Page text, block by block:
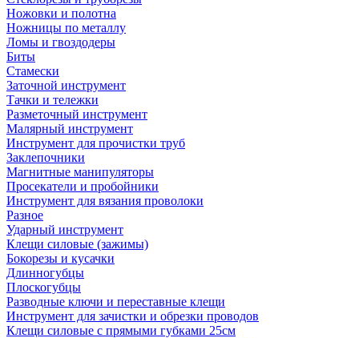
Ножовки и полотна
Ножницы по металлу
Ломы и гвоздодеры
Биты
Стамески
Заточной инструмент
Тачки и тележки
Разметочный инструмент
Малярный инструмент
Инструмент для прочистки труб
Заклепочники
Магнитные манипуляторы
Просекатели и пробойники
Инструмент для вязания проволоки
Разное
Ударный инструмент
Клещи силовые (зажимы)
Бокорезы и кусачки
Длинногубцы
Плоскогубцы
Разводные ключи и переставные клещи
Инструмент для зачистки и обрезки проводов
Клещи силовые с прямыми губками 25см